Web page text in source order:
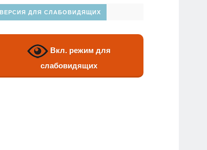
ВЕРСИЯ ДЛЯ СЛАБОВИДЯЩИХ
Вкл. режим для
слабовидящих